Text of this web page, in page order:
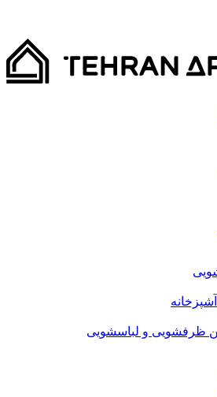
ظرفشویی و لباسشویی